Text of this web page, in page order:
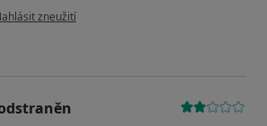
názoru uživatele Váš účet byl odstraněn
zneužití